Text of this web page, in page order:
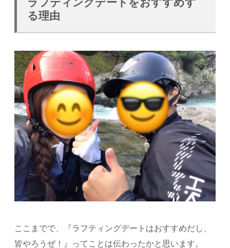
ラフティングデートをおすすめす
る理由
ここまでで、『ラフティングデートはおすすめだし、
皆やろうぜ！』ってことは伝わったかと思います。